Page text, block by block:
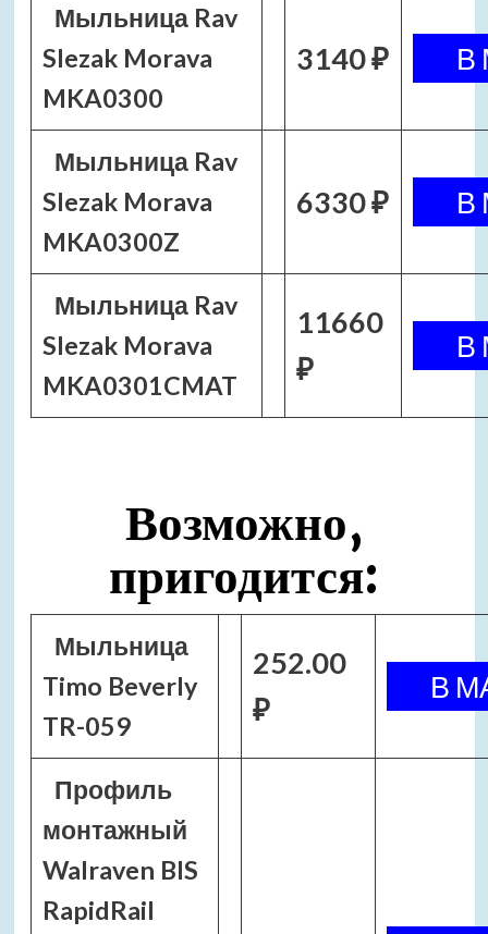
Мыльница Rav
Slezak Morava
MKA0300
3140 ₽
Мыльница Rav
Slezak Morava
MKA0300Z
6330 ₽
Мыльница Rav
Slezak Morava
MKA0301CMAT
11660
₽
Возможно,
пригодится:
Мыльница
Timo Beverly
TR-059
252.00
₽
Профиль
монтажный
Walraven BIS
RapidRail